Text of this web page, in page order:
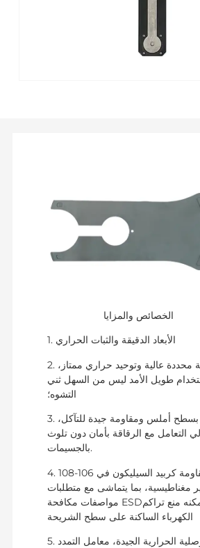
الخصائص والمزايا
2. صلابة محددة عالية وتوحيد حراري ممتاز،
طويل الأمد ليس من السهل ثني
3. يتميز بسطح أملس ومقاومة جيدة للتآكل،
التعامل مع الرقاقة بأمان دون تلوث
بالجسيمات.
4. مقاومة كربيد السيليكون في 106-108Ω،
مغناطيسية، بما يتماشى مع متطلبات
مواصفات مكافحة ESD؛ يمكنه منع تراكم
5. الموصلية الحرارية الجيدة، معامل التمدد